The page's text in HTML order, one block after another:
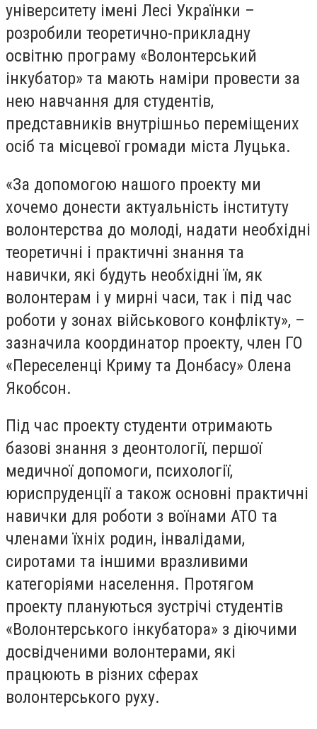
університету імені Лесі Українки –
розробили теоретично-прикладну
освітню програму «Волонтерський
інкубатор» та мають наміри провести за
нею навчання для студентів,
представників внутрішньо переміщених
осіб та місцевої громади міста Луцька.
«За допомогою нашого проекту ми
хочемо донести актуальність інституту
волонтерства до молоді, надати необхідні
теоретичні і практичні знання та
навички, які будуть необхідні їм, як
волонтерам і у мирні часи, так і під час
роботи у зонах військового конфлікту», –
зазначила координатор проекту, член ГО
«Переселенці Криму та Донбасу» Олена
Якобсон.
Під час проекту студенти отримають
базові знання з деонтології, першої
медичної допомоги, психології,
юриспруденції а також основні практичні
навички для роботи з воїнами АТО та
членами їхніх родин, інвалідами,
сиротами та іншими вразливими
категоріями населення. Протягом
проекту плануються зустрічі студентів
«Волонтерського інкубатора» з діючими
досвідченими волонтерами, які
працюють в різних сферах
волонтерського руху.